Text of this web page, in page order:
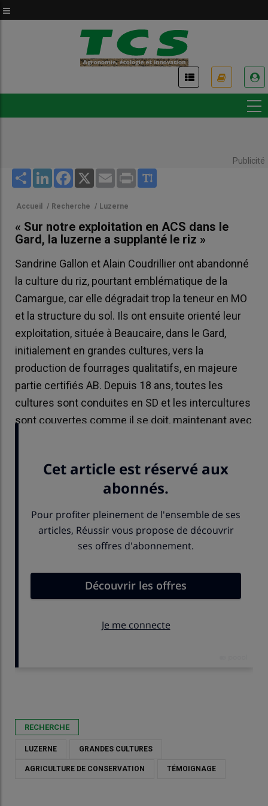
Aller
au
Publicité
Share LinkedInFacebook
X Email Print
Accueil / Recherche / Luzerne
« Sur notre exploitation en ACS dans le
Gard, la luzerne a supplanté le riz »
Sandrine Gallon et Alain Coudrillier ont abandonné
la culture du riz, pourtant emblématique de la
Camargue, car elle dégradait trop la teneur en MO
et la structure du sol. Ils ont ensuite orienté leur
exploitation, située à Beaucaire, dans le Gard,
initialement en grandes cultures, vers la
production de fourrages qualitatifs, en majeure
partie certifiés AB. Depuis 18 ans, toutes les
cultures sont conduites en SD et les intercultures
sont couvertes comme il se doit, maintenant avec
RECHERCHE
LUZERNE GRANDES CULTURES
AGRICULTURE DE CONSERVATION TÉMOIGNAGE